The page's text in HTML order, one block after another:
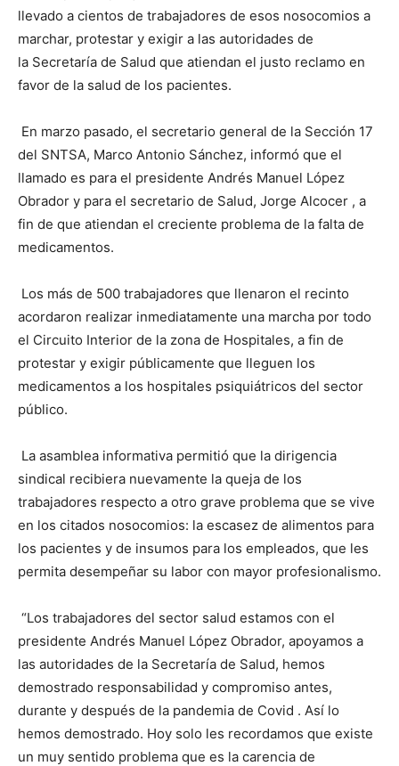
llevado a cientos de trabajadores de esos nosocomios a
marchar, protestar y exigir a las autoridades de
la Secretaría de Salud que atiendan el justo reclamo en
favor de la salud de los pacientes.
En marzo pasado, el secretario general de la Sección 17
del SNTSA, Marco Antonio Sánchez, informó que el
llamado es para el presidente Andrés Manuel López
Obrador y para el secretario de Salud, Jorge Alcocer , a
fin de que atiendan el creciente problema de la falta de
medicamentos.
Los más de 500 trabajadores que llenaron el recinto
acordaron realizar inmediatamente una marcha por todo
el Circuito Interior de la zona de Hospitales, a fin de
protestar y exigir públicamente que lleguen los
medicamentos a los hospitales psiquiátricos del sector
público.
La asamblea informativa permitió que la dirigencia
sindical recibiera nuevamente la queja de los
trabajadores respecto a otro grave problema que se vive
en los citados nosocomios: la escasez de alimentos para
los pacientes y de insumos para los empleados, que les
permita desempeñar su labor con mayor profesionalismo.
“Los trabajadores del sector salud estamos con el
presidente Andrés Manuel López Obrador, apoyamos a
las autoridades de la Secretaría de Salud, hemos
demostrado responsabilidad y compromiso antes,
durante y después de la pandemia de Covid . Así lo
hemos demostrado. Hoy solo les recordamos que existe
un muy sentido problema que es la carencia de